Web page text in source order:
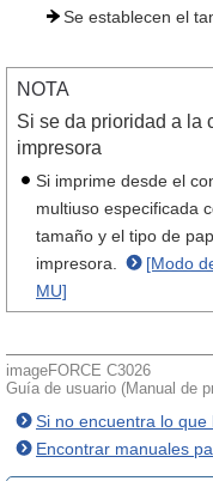
Se establecen el
NOTA
Si se da prioridad a la
impresora
Si imprime desde el
multiuso especificada
tamaño y el tipo de
impresora.
[Modo
MU]
imageFORCE C3026
Guía de usuario (Manual de
Si no encuentra lo que
Encontrar manuales